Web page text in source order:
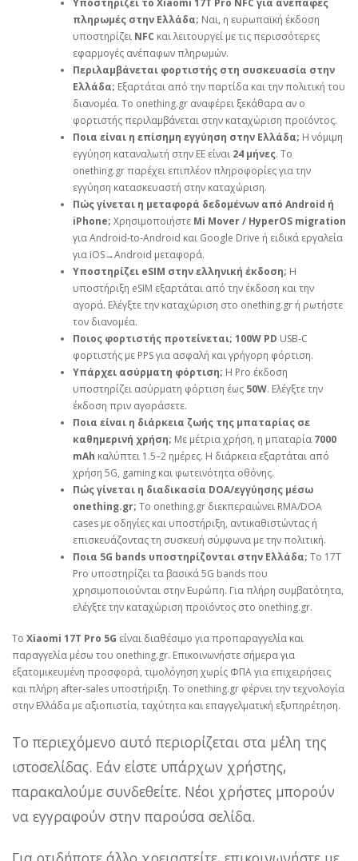
πληρωμές στην Ελλάδα; Ναι, η ευρωπαϊκή έκδοση
υποστηρίζει NFC και λειτουργεί με τις περισσότερες
εφαρμογές ανέπαφων πληρωμών.
Περιλαμβάνεται φορτιστής στη συσκευασία στην
Ελλάδα; Εξαρτάται από την παρτίδα και την πολιτική του
διανομέα. Το onething.gr αναφέρει ξεκάθαρα αν ο
φορτιστής περιλαμβάνεται στην καταχώριση προϊόντος.
Ποια είναι η επίσημη εγγύηση στην Ελλάδα; Η νόμιμη
εγγύηση καταναλωτή στην ΕΕ είναι 24 μήνες. Το
onething.gr παρέχει επιπλέον πληροφορίες για την
εγγύηση κατασκευαστή στην καταχώριση.
Πώς γίνεται η μεταφορά δεδομένων από Android ή
iPhone; Χρησιμοποιήστε Mi Mover / HyperOS migration
για Android‑to‑Android και Google Drive ή ειδικά εργαλεία
για iOS→Android μεταφορά.
Υποστηρίζει eSIM στην ελληνική έκδοση; Η
υποστήριξη eSIM εξαρτάται από την έκδοση και την
αγορά. Ελέγξτε την καταχώριση στο onething.gr ή ρωτήστε
τον διανομέα.
Ποιος φορτιστής προτείνεται; 100W PD USB‑C
φορτιστής με PPS για ασφαλή και γρήγορη φόρτιση.
Υπάρχει ασύρματη φόρτιση; Η Pro έκδοση
υποστηρίζει ασύρματη φόρτιση έως 50W. Ελέγξτε την
έκδοση πριν αγοράσετε.
Ποια είναι η διάρκεια ζωής της μπαταρίας σε
καθημερινή χρήση; Με μέτρια χρήση, η μπαταρία 7000
mAh καλύπτει 1.5–2 ημέρες. Η διάρκεια εξαρτάται από
χρήση 5G, gaming και φωτεινότητα οθόνης.
Πώς γίνεται η διαδικασία DOA/εγγύησης μέσω
onething.gr; Το onething.gr διεκπεραιώνει RMA/DOA
cases με οδηγίες και υποστήριξη, αντικαθιστώντας ή
επισκευάζοντας τη συσκευή σύμφωνα με την πολιτική.
Ποια 5G bands υποστηρίζονται στην Ελλάδα; Το 17T
Pro υποστηρίζει τα βασικά 5G bands που
χρησιμοποιούνται στην Ευρώπη. Για πλήρη συμβατότητα,
ελέγξτε την καταχώριση προϊόντος στο onething.gr.
Το Xiaomi 17T Pro 5G είναι διαθέσιμο για προπαραγγελία και
παραγγελία μέσω του onething.gr. Επικοινωνήστε σήμερα για
εξατομικευμένη προσφορά, τιμολόγηση χωρίς ΦΠΑ για επιχειρήσεις
και πλήρη after‑sales υποστήριξη. Το onething.gr φέρνει την τεχνολογία
στην Ελλάδα με αξιοπιστία, ταχύτητα και επαγγελματική εξυπηρέτηση.
Το περιεχόμενο αυτό περιορίζεται στα μέλη της
ιστοσελίδας. Εάν είστε υπάρχων χρήστης,
παρακαλούμε συνδεθείτε. Νέοι χρήστες μπορούν
να εγγραφούν στην παρούσα σελίδα.